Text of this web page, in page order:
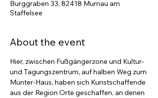
Burggraben 33, 82418 Murnau am
Staffelsee
About the event
Hier, zwischen Fußgängerzone und Kultur-
und Tagungszentrum, auf halben Weg zum
Münter-Haus, haben sich Kunstschaffende
aus der Region Orte geschaffen, an denen